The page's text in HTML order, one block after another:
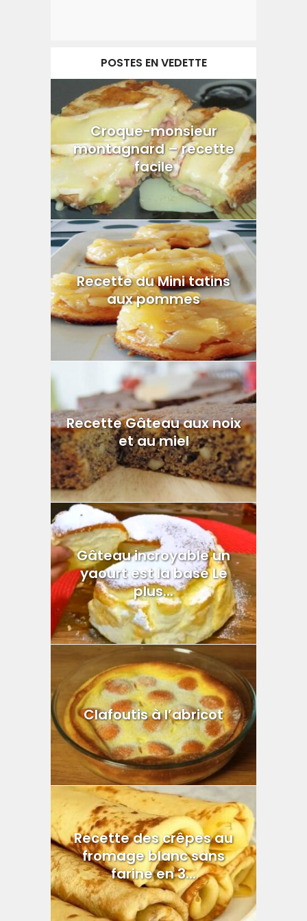
POSTES EN VEDETTE
Croque-monsieur
montagnard – recette
facile
Recette du Mini tatins
aux pommes
Recette Gâteau aux noix
et au miel
Gâteau incroyable un
yaourt est la base Le
plus...
Clafoutis à l’abricot
Recette des crêpes au
fromage blanc sans
farine en 3...